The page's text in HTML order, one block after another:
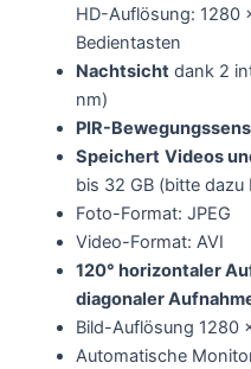
HD-Auflösung: 1280
Bedientasten
Nachtsichtdank 2
nm)
PIR-
Speichert Videos
bis 32 GB (bitte dazu
Foto-Format: JPEG
Video-Format: AVI
120° horizontaler
diagonaler
Bild-Auflösung 1280
Automatische